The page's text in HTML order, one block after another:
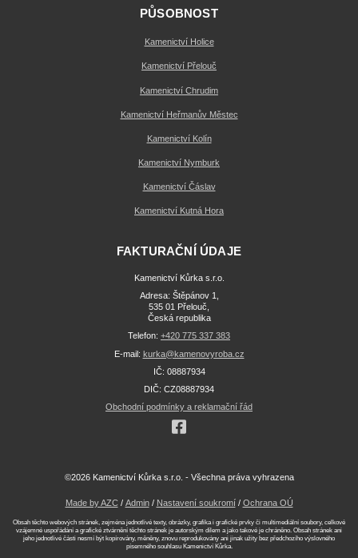
PŮSOBNOST
Kamenictví Holice
Kamenictví Přelouč
Kamenictví Chrudim
Kamenictví Heřmanův Městec
Kamenictví Kolín
Kamenictví Nymburk
Kamenictví Čáslav
Kamenictví Kutná Hora
FAKTURAČNÍ ÚDAJE
Kamenictví Kůrka s.r.o.
Adresa: Štěpánov 1,
535 01 Přelouč,
Česká republika
Telefon: +420 775 337 383
E-mail: kurka@kamenovyroba.cz
IČ: 08887934
DIČ: CZ08887934
Obchodní podmínky a reklamační řád
©2026 Kamenictví Kůrka s.r.o. - Všechna práva vyhrazena
Made by AZC/ Admin/ Nastavení soukromí/ Ochrana OÚ
Obsah těchto webových stránek, zejména jednotlivé texty, obrázky, grafika i grafické prvky či multimediální soubory, celkové
vzájemné uspořádání a grafické ztvárnění těchto stránek je autorským dílem a jako takové je chráněno. Obsah stránek ani
jeho jednotlivé části nesmí být kopírovány, měněny, znovu reprodukovány ani jinak užity bez předchozího výslovného
písemného souhlasu Kamenictví Kůrka.